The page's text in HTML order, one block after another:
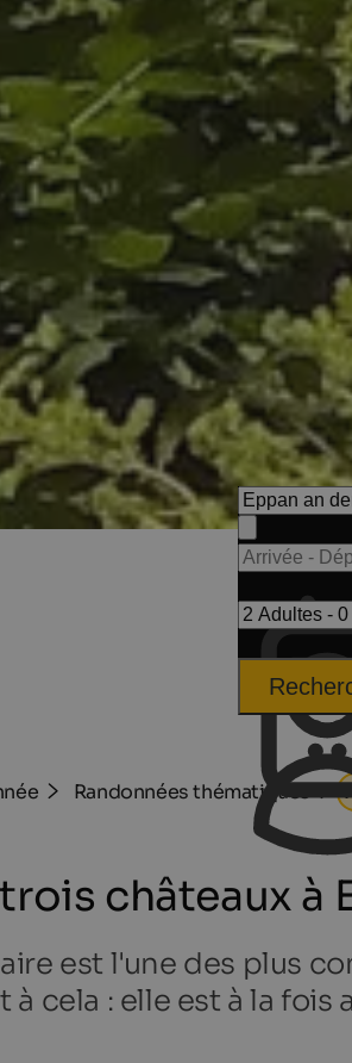
Randonnées thématiques
châteaux à
est l'une des plus
à cela : elle est à la